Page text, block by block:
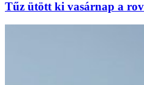
Tűz ütött ki vasárnap a